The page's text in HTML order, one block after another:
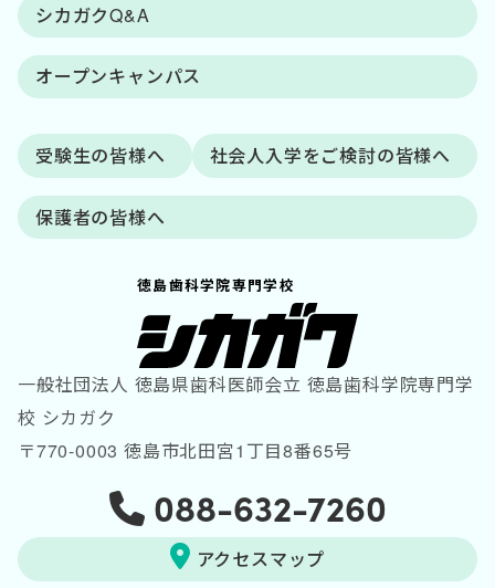
シカガクQ&A
オープンキャンパス
受験生の皆様へ 社会人入学をご検討の皆様へ
保護者の皆様へ
徳島歯科学院専門学校
一般社団法人 徳島県歯科医師会立 徳島歯科学院専門学
校 シカガク
〒770-0003 徳島市北田宮1丁目8番65号
088-632-7260
アクセスマップ